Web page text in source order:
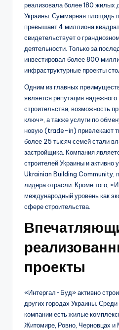
реализовала более 180 жилых
Украины. Суммарная площадь
превышает 4 миллиона
свидетельствует о
деятельности. Только за
инвестировал более 800
инфраструктурные проекты
Одним из главных
является репутация
строительства, возможность
ключ», а также услуги по
новую (trade-in) привлекают
более 25 тысяч семей стали
застройщика. Компания
строителей Украины и активно
Ukrainian Building Community,
лидера отрасли. Кроме того,
международный уровень как
сфере строительства.
проекты
«Интергал-Буд» активно
других городах Украины.
компании есть жилые
Житомире, Ровно, Черновцах и